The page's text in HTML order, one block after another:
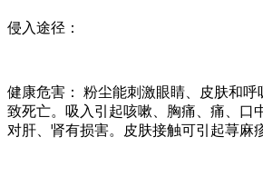
侵入途径：
健康危害： 粉尘能刺激眼睛、皮肤和
致死亡。吸入引起咳嗽、胸痛、痛、口
对肝、肾有损害。皮肤接触可引起荨麻